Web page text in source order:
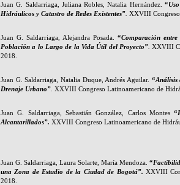
Juan G. Saldarriaga, Juliana Robles, Natalia Hernández. “
Hidráulicos y Catastro de Redes Existentes” XXVIII Congreso
Juan G. Saldarriaga, Alejandra Posada.“Comparación entre
Población a lo Largo de la Vida Útil del Proyecto”.XXVIII
2018.
Juan G. Saldarriaga, Natalia Duque, Andrés Aguilar. “Análisis
Drenaje Urbano” XXVIII Congreso Latinoamericano de
Juan G. Saldarriaga,Sebastián González, Carlos Montes“
Alcantarillados”. XXVIII Congreso Latinoamericano de
Juan G. Saldarriaga,Laura Solarte, María Mendoza.“
una Zona de Estudio de la Ciudad de Bogotá”.XXVIII
2018.